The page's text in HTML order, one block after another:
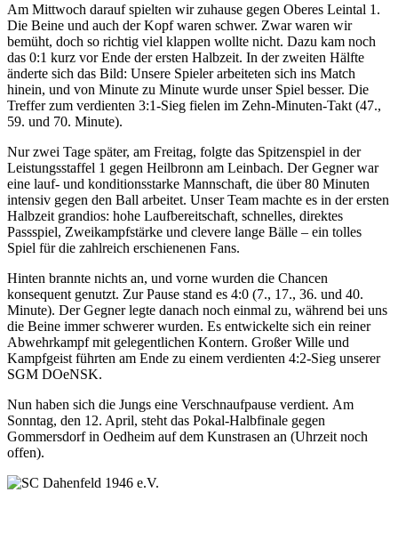
Am Mittwoch darauf spielten wir zuhause gegen Oberes Leintal 1.
Die Beine und auch der Kopf waren schwer. Zwar waren wir
bemüht, doch so richtig viel klappen wollte nicht. Dazu kam noch
das 0:1 kurz vor Ende der ersten Halbzeit. In der zweiten Hälfte
änderte sich das Bild: Unsere Spieler arbeiteten sich ins Match
hinein, und von Minute zu Minute wurde unser Spiel besser. Die
Treffer zum verdienten 3:1-Sieg fielen im Zehn-Minuten-Takt (47.,
59. und 70. Minute).
Nur zwei Tage später, am Freitag, folgte das Spitzenspiel in der
Leistungsstaffel 1 gegen Heilbronn am Leinbach. Der Gegner war
eine lauf- und konditionsstarke Mannschaft, die über 80 Minuten
intensiv gegen den Ball arbeitet. Unser Team machte es in der ersten
Halbzeit grandios: hohe Laufbereitschaft, schnelles, direktes
Passspiel, Zweikampfstärke und clevere lange Bälle – ein tolles
Spiel für die zahlreich erschienenen Fans.
Hinten brannte nichts an, und vorne wurden die Chancen
konsequent genutzt. Zur Pause stand es 4:0 (7., 17., 36. und 40.
Minute). Der Gegner legte danach noch einmal zu, während bei uns
die Beine immer schwerer wurden. Es entwickelte sich ein reiner
Abwehrkampf mit gelegentlichen Kontern. Großer Wille und
Kampfgeist führten am Ende zu einem verdienten 4:2-Sieg unserer
SGM DOeNSK.
Nun haben sich die Jungs eine Verschnaufpause verdient. Am
Sonntag, den 12. April, steht das Pokal-Halbfinale gegen
Gommersdorf in Oedheim auf dem Kunstrasen an (Uhrzeit noch
offen).